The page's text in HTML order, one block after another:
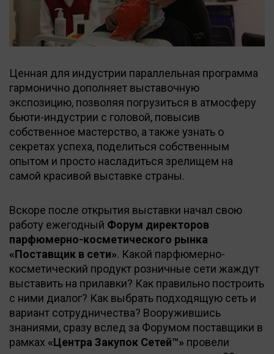
Ценная для индустрии параллельная программа
гармонично дополняет выставочную
экспозицию, позволяя погрузиться в атмосферу
бьюти-индустрии с головой, повысив
собственное мастерство, а также узнать о
секретах успеха, поделиться собственным
опытом и просто насладиться зрелищем на
самой красивой выставке страны.
Вскоре после открытия выставки начал свою
работу ежегодный Форум директоров
парфюмерно-косметического рынка
«Поставщик в сети». Какой парфюмерно-
косметический продукт розничные сети жаждут
выставить на прилавки? Как правильно построить
с ними диалог? Как выбрать подходящую сеть и
вариант сотрудничества? Вооружившись
знаниями, сразу вслед за Форумом поставщики в
рамках «Центра Закупок Сетей™» провели